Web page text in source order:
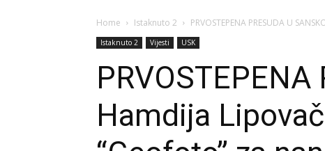
Home Istaknuto 2 PRVOSTEPENA PRESUDA U
Istaknuto 2 Vijesti USK
Hamdija